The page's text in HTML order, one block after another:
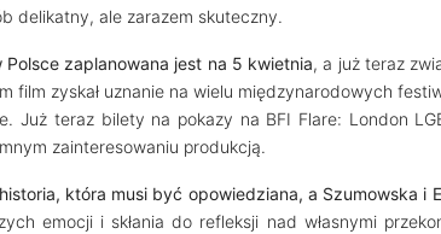
delikatny, ale zarazem skuteczny.
Polsce zaplanowana jest na 5 kwietnia, a już teraz
film zyskał uznanie na wielu międzynarodowych
Już teraz bilety na pokazy na BFI Flare: London
zainteresowaniu produkcją.
która musi być opowiedziana, a Szumowska i
emocji i skłania do refleksji nad własnymi